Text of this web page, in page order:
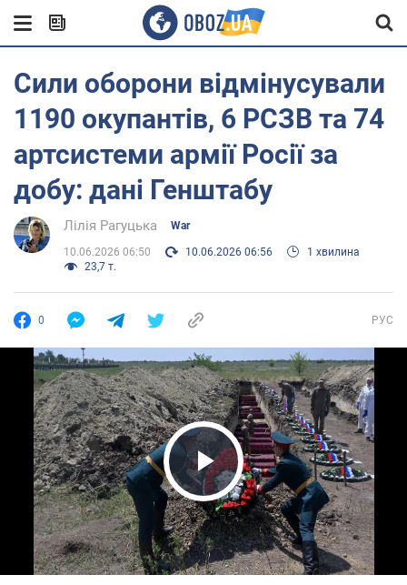
Сили оборони відмінусували
1190 окупантів, 6 РСЗВ та 74
артсистеми армії Росії за
добу: дані Генштабу
Лілія Рагуцька War
10.06.2026 06:50 10.06.2026 06:56
1 хвилина
23,7 т.
0 РУС
Play Video